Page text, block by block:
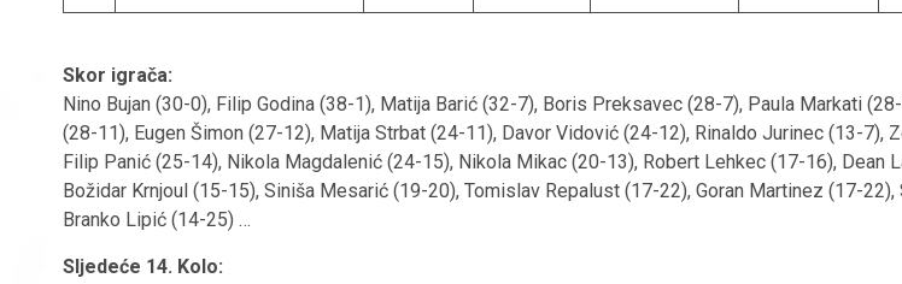
Skor igrača:
Nino Bujan (30-0), Filip Godina (38-1), Matija Barić (32-7), Boris Preksavec (28-7), Paula Markati
(28-11), Eugen Šimon (27-12), Matija Strbat (24-11), Davor Vidović (24-12), Rinaldo Jurinec (13-7),
Filip Panić (25-14), Nikola Magdalenić (24-15), Nikola Mikac (20-13), Robert Lehkec (17-16), Dean
Božidar Krnjoul (15-15), Siniša Mesarić (19-20), Tomislav Repalust (17-22), Goran Martinez (17-
Branko Lipić (14-25) …
Sljedeće 14. Kolo: